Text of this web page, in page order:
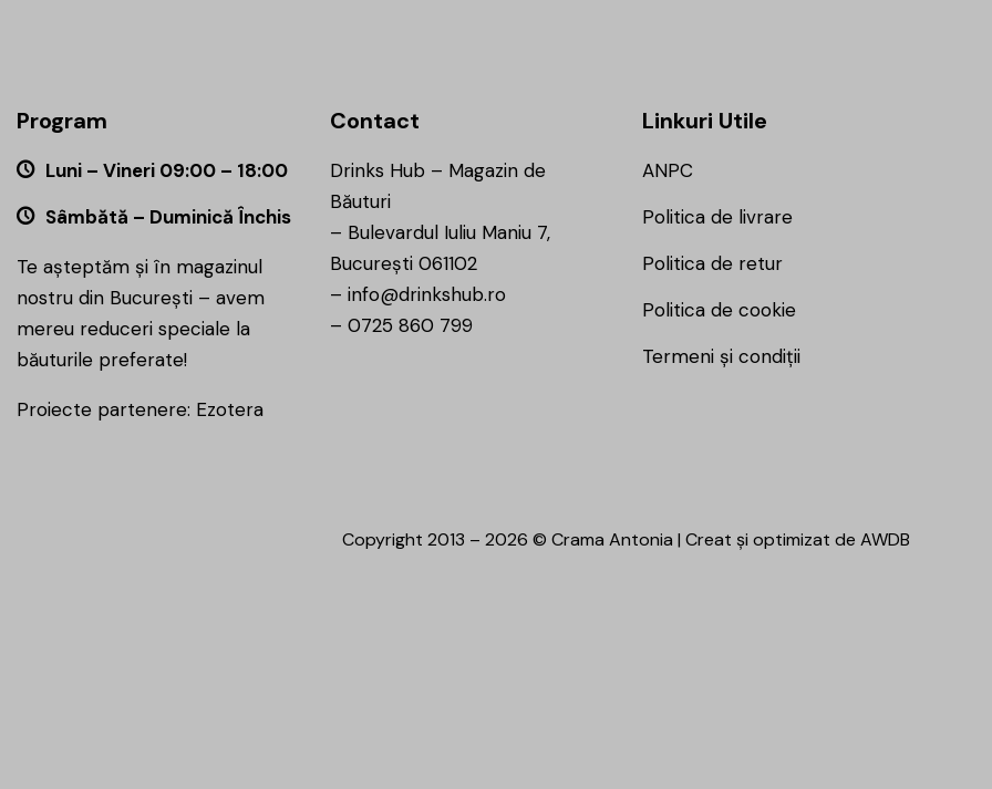
Program
Luni – Vineri 09:00 – 18:00
Sâmbătă – Duminică Închis
Te așteptăm și în magazinul
nostru din București – avem
mereu reduceri speciale la
băuturile preferate!
Proiecte partenere: Ezotera
Contact
Drinks Hub – Magazin de
Băuturi
– Bulevardul Iuliu Maniu 7,
București 061102
– info@drinkshub.ro
– 0725 860 799
Linkuri Utile
ANPC
Politica de livrare
Politica de retur
Politica de cookie
Termeni și condiții
Copyright 2013 – 2026 © Crama Antonia | Creat și optimizat de AWDB